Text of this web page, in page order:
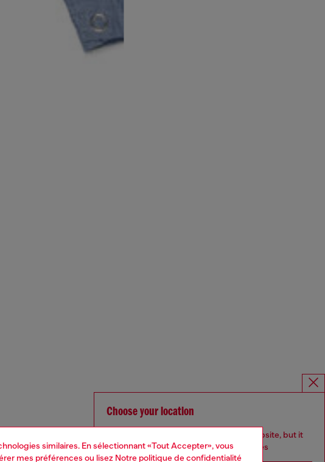
similaires. En sélectionnant «Tout Accepter», vous
mes préférences ou lisez Notre politique de confidentialité
Choose your location
You are currently browsing Belgique website, but it
seems you may be based in United States